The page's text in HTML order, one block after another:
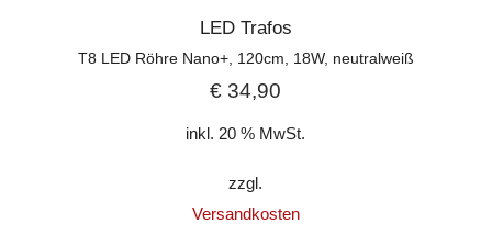
LED Trafos
T8 LED Röhre Nano+, 120cm, 18W, neutralweiß
€ 34,90
inkl. 20 % MwSt.
zzgl.
Versandkosten